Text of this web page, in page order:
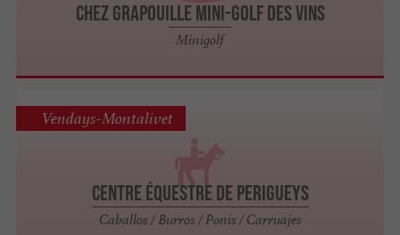
Chez Grapouille Mini-Golf des Vins
Minigolf
Centre équestre de Perigueys
Caballos / Burros / Ponis / Carruajes
Vendays-Montalivet